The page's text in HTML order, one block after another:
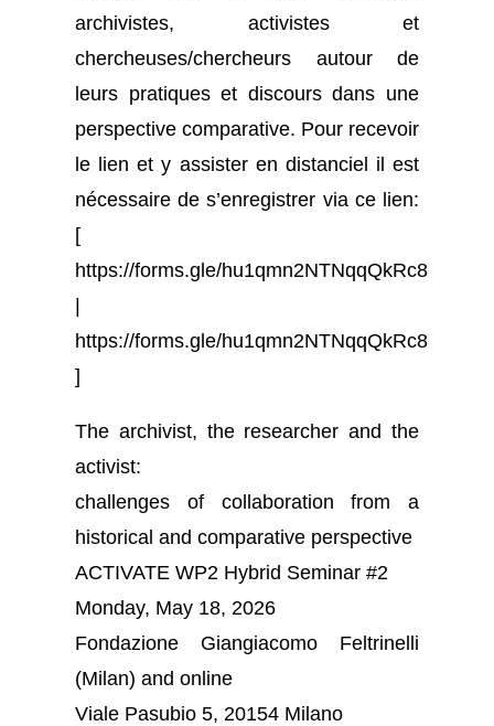
archivistes, activistes et
chercheuses/chercheurs autour de
leurs pratiques et discours dans une
perspective comparative. Pour recevoir
le lien et y assister en distanciel il est
nécessaire de s’enregistrer via ce lien:
[
https://forms.gle/hu1qmn2NTNqqQkRc8
|
https://forms.gle/hu1qmn2NTNqqQkRc8
]
The archivist, the researcher and the
activist:
challenges of collaboration from a
historical and comparative perspective
ACTIVATE WP2 Hybrid Seminar #2
Monday, May 18, 2026
Fondazione Giangiacomo Feltrinelli
(Milan) and online
Viale Pasubio 5, 20154 Milano